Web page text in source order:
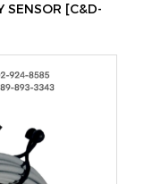
[C&D-